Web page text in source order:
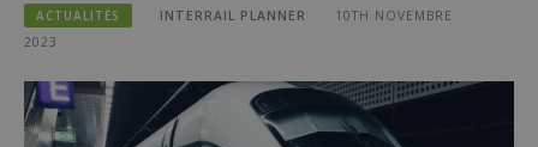
ACTUALITÉS INTERRAIL PLANNER
10TH NOVEMBRE
2023